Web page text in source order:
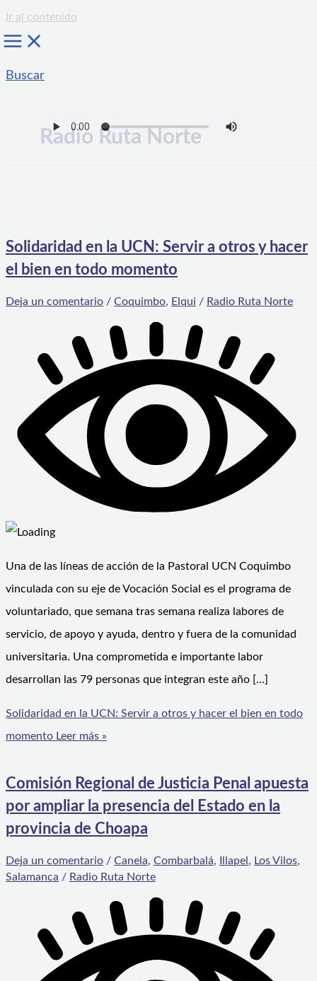
Ir al contenido
Buscar
Radio Ruta Norte
Solidaridad en la UCN: Servir a otros y hacer
el bien en todo momento
Deja un comentario / Coquimbo, Elqui / Radio Ruta Norte
Una de las líneas de acción de la Pastoral UCN Coquimbo
vinculada con su eje de Vocación Social es el programa de
voluntariado, que semana tras semana realiza labores de
servicio, de apoyo y ayuda, dentro y fuera de la comunidad
universitaria. Una comprometida e importante labor
desarrollan las 79 personas que integran este año […]
Solidaridad en la UCN: Servir a otros y hacer el bien en todo
momento Leer más »
Comisión Regional de Justicia Penal apuesta
por ampliar la presencia del Estado en la
provincia de Choapa
Deja un comentario / Canela, Combarbalá, Illapel , Los Vilos,
Salamanca / Radio Ruta Norte